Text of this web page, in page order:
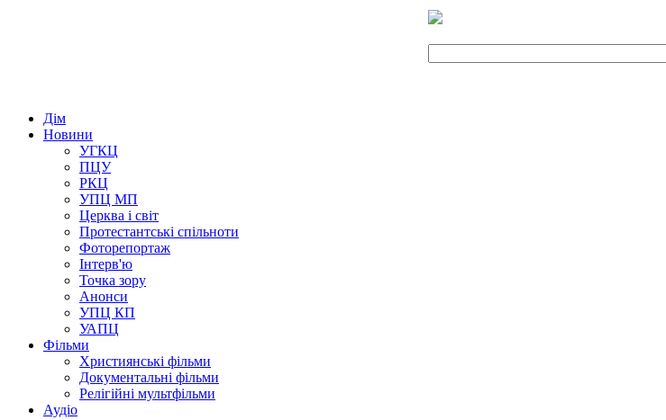
Дім
Новини
УГКЦ
ПЦУ
РКЦ
УПЦ МП
Церква і світ
Протестантські спільноти
Фоторепортаж
Інтерв'ю
Точка зору
Анонси
УПЦ КП
УАПЦ
Фільми
Християнські фільми
Документальні фільми
Релігійні мультфільми
Аудіо